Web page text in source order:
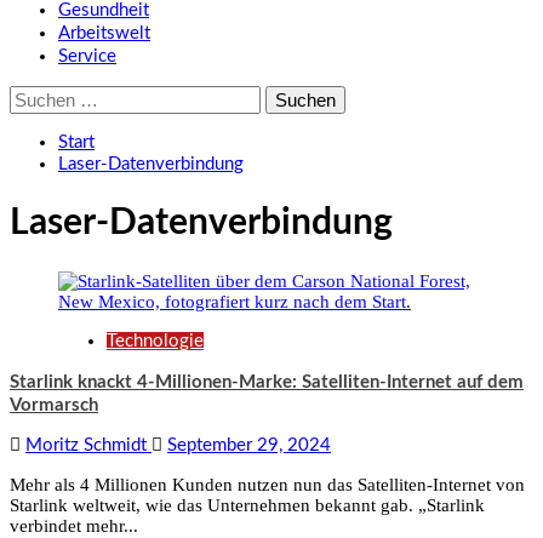
Gesundheit
Arbeitswelt
Service
Suche
nach:
Start
Laser-Datenverbindung
Laser-Datenverbindung
Technologie
Starlink knackt 4-Millionen-Marke: Satelliten-Internet auf dem
Vormarsch
Moritz Schmidt September 29, 2024
Mehr als 4 Millionen Kunden nutzen nun das Satelliten-Internet von
Starlink weltweit, wie das Unternehmen bekannt gab. „Starlink
verbindet mehr...